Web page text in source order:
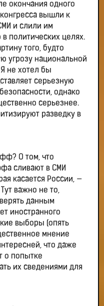
окончания одного
вышли к
и слили им
политических целях.
того, будто
угрозу национальной
Я не хотел бы
серьезную
однако
серьезнее.
разведку в
О том, что
сливают в СМИ
касается России, —
важно не то,
данным
иностранного
выборы (опять
мнение
что даже
о попытке
их сведениями для